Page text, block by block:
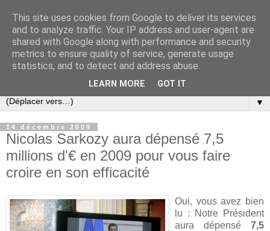
Slovar les Nouvelles
Blog citoyen d'informations, de décryptages et de
commentaires depuis 2005
▼
14 décembre 2009
Nicolas Sarkozy aura dépensé 7,5
millions d'€ en 2009 pour vous faire
croire en son efficacité
Oui, vous avez bien
lu : Notre Président
aura dépensé 7,5
This site uses cookies from Google to deliver its services
and to analyze traffic. Your IP address and user-agent are
shared with Google along with performance and security
metrics to ensure quality of service, generate usage
statistics, and to detect and address abuse.
LEARN MORE GOT IT